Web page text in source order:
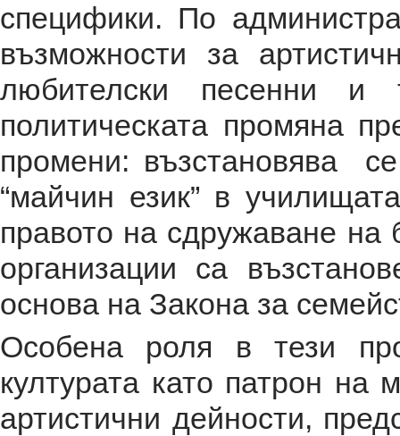
специфики. По
възможности за
любителски песенни
политическата промяна
промени: възстановява
“майчин език” в
правото на сдружаване на
организации са
основа на Закона за
Особена роля в тези
културата като патрон на
артистични дейности,